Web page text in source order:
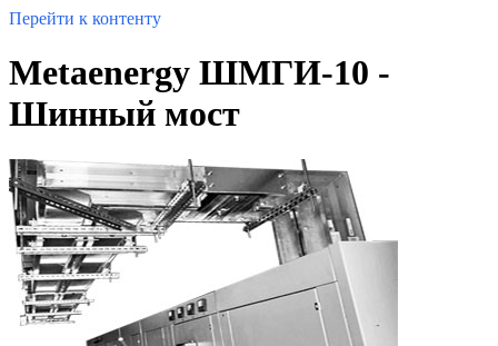
Перейти к контенту
Metaenergy ШМГИ-10 -
Шинный мост